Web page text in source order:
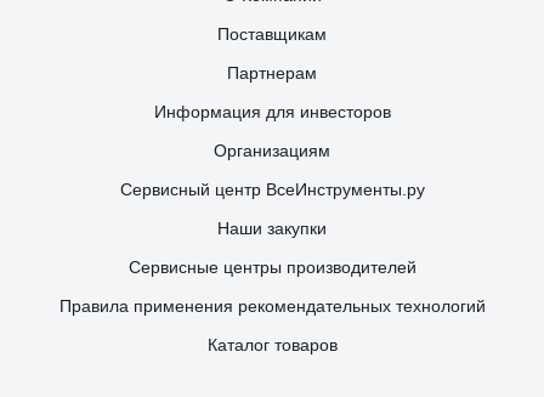
Поставщикам
Партнерам
Информация для инвесторов
Организациям
Сервисный центр ВсеИнструменты.ру
Наши закупки
Сервисные центры производителей
Правила применения рекомендательных технологий
Каталог товаров